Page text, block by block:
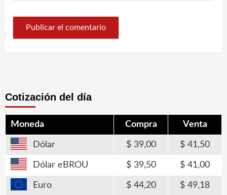
Cotización del día
Moneda Compra Venta
Dólar 39,00 41,50
Dólar eBROU 39,50 41,00
Euro 44,20 49,18